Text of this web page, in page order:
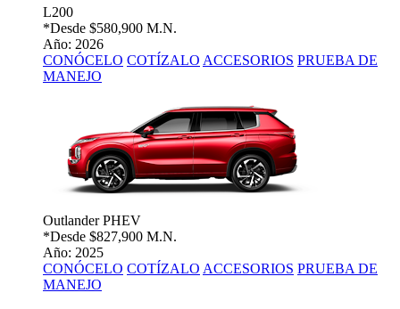
L200
*Desde $580,900 M.N.
Año: 2026
CONÓCELO COTÍZALO ACCESORIOS PRUEBA DE
MANEJO
Outlander PHEV
*Desde $827,900 M.N.
Año: 2025
CONÓCELO COTÍZALO ACCESORIOS PRUEBA DE
MANEJO